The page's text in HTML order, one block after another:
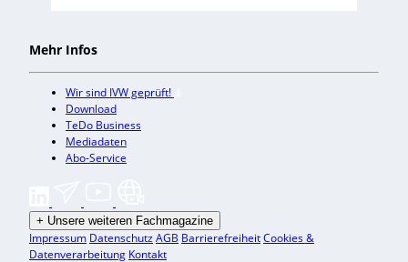
Mehr Infos
Wir sind IVW geprüft!
Download
TeDo Business
Mediadaten
Abo-Service
+ Unsere weiteren Fachmagazine
Impressum DatenschutzAGB BarrierefreiheitCookies &
Datenverarbeitung Kontakt